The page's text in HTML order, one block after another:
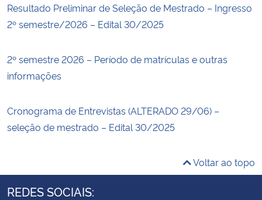
Resultado Preliminar de Seleção de Mestrado – Ingresso
2º semestre/2026 – Edital 30/2025
2º semestre 2026 – Período de matrículas e outras
informações
Cronograma de Entrevistas (ALTERADO 29/06) –
seleção de mestrado – Edital 30/2025
Voltar ao topo
REDES SOCIAIS: